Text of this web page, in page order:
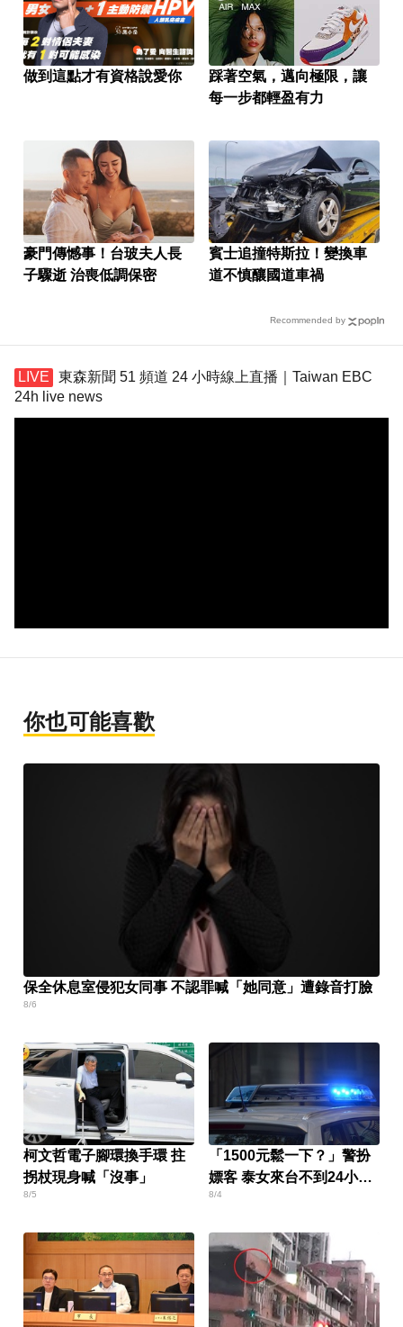
做到這點才有資格說愛你
踩著空氣，邁向極限，讓
每一步都輕盈有力
豪門傳憾事！台玻夫人長
子驟逝 治喪低調保密
賓士追撞特斯拉！變換車
道不慎釀國道車禍
Recommended by
東森新聞 51 頻道 24 小時線上直播｜Taiwan EBC
24h live news
你也可能喜歡
保全休息室侵犯女同事 不認罪喊「她同意」遭錄音打臉
8/6
柯文哲電子腳環換手環 拄
拐杖現身喊「沒事」
8/5
「1500元鬆一下？」警扮
嫖客 泰女來台不到24小時
就被逮
8/4